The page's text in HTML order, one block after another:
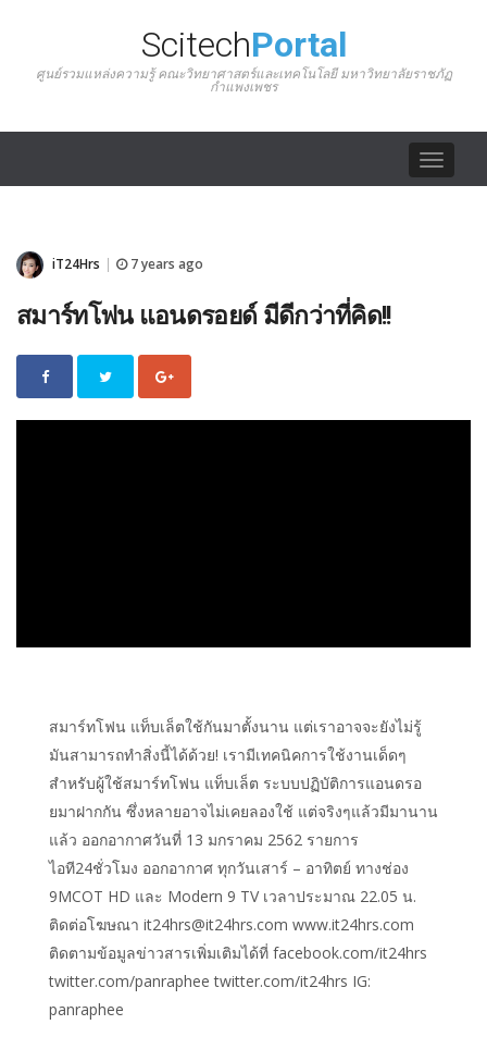
ScitechPortal
ศูนย์รวมแหล่งความรู้ คณะวิทยาศาสตร์และเทคโนโลยี มหาวิทยาลัยราชภัฏ
กำแพงเพชร
Toggle
iT24Hrs 7 years ago
สมาร์ทโฟน แอนดรอยด์ มีดีกว่าที่คิด!!
สมาร์ทโฟน แท็บเล็ตใช้กันมาตั้งนาน แต่เราอาจจะยังไม่รู้
มันสามารถทำสิ่งนี้ได้ด้วย! เรามีเทคนิคการใช้งานเด็ดๆ
สำหรับผู้ใช้สมาร์ทโฟน แท็บเล็ต ระบบปฏิบัติการแอนดรอ
ยมาฝากกัน ซึ่งหลายอาจไม่เคยลองใช้ แต่จริงๆแล้วมีมานาน
แล้ว ออกอากาศวันที่ 13 มกราคม 2562 รายการ
ไอที24ชั่วโมง ออกอากาศ ทุกวันเสาร์ – อาทิตย์ ทางช่อง
9MCOT HD และ Modern 9 TV เวลาประมาณ 22.05 น.
ติดต่อโฆษณา it24hrs@it24hrs.com www.it24hrs.com
ติดตามข้อมูลข่าวสารเพิ่มเติมได้ที่ facebook.com/it24hrs
twitter.com/panraphee twitter.com/it24hrs IG:
panraphee